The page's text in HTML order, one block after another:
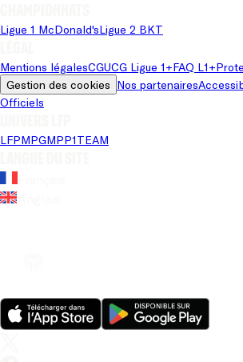
Ligue 1 McDonald'sLigue 2 BKT
Mentions légalesCGUCG Ligue 1+FAQ L1+
Gestion des cookies Nos partenaires
Officiels
LFPMPGMPP1TEAM